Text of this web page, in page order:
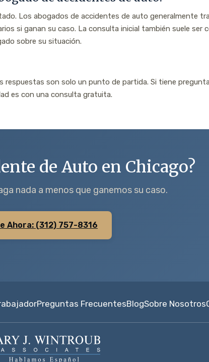
Los abogados de accidentes de auto generalmente
si ganan su caso. La consulta inicial también suele ser
sobre su situación.
son solo un punto de partida. Si tiene
es con una consulta gratuita.
de Auto en Chicago?
nada a menos que ganemos su caso.
Ahora: (312) 757-8316
Preguntas FrecuentesBlogSobre Nosotros